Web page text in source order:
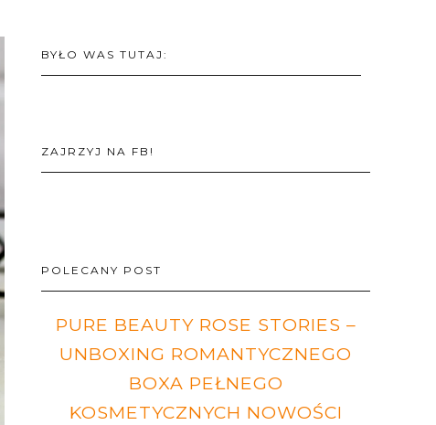
BYŁO WAS TUTAJ:
ZAJRZYJ NA FB!
POLECANY POST
PURE BEAUTY ROSE STORIES –
UNBOXING ROMANTYCZNEGO
BOXA PEŁNEGO
KOSMETYCZNYCH NOWOŚCI